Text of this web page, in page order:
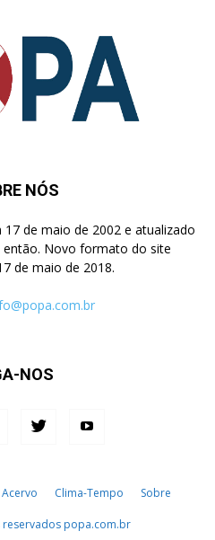
NÓS
de maio de 2002 e atualizado
Novo formato do site
de maio de 2018.
NOS
Acervo Clima-Tempo Sobre
popa.com.br